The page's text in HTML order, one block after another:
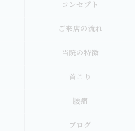
コンセプト
ご来店の流れ
当院の特徴
首こり
腰痛
ブログ